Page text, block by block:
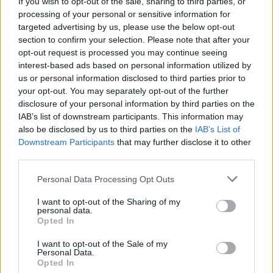
processing of your personal or sensitive information for
targeted advertising by us, please use the below opt-out
section to confirm your selection. Please note that after your
opt-out request is processed you may continue seeing
interest-based ads based on personal information utilized by
us or personal information disclosed to third parties prior to
your opt-out. You may separately opt-out of the further
disclosure of your personal information by third parties on the
IAB’s list of downstream participants. This information may
also be disclosed by us to third parties on the IAB’s List of
Downstream Participants that may further disclose it to other
Please note that this website/app uses one or more Google
not limited to your visit or usage behaviour. You may click to
grant or deny consent to Google and its third-party tags to
use your data for below specified purposes in below Google
consent section.
Personal Data Processing Opt Outs
I want to opt-out of the Sharing of my
personal data.
Opted In
I want to opt-out of the Sale of my
Personal Data.
Opted In
παραμυθένιο σκηνικό. Φεύγοντας από την Πάργα,
σειρά έχει η Αμμουδιά, με τον Όρμο του Οδυσσέα
και το εξωτικό Αλωνάκι, η διάσημη ακρογιαλιά της
Λούτσας και το Μονολίθι, η μεγαλύτερη ακρογιαλιά
της Ευρωπαϊκής Ένωσης. Από εκεί θα διασχίσετε
την Αρχαία Νικόπολη και θα καταλήξετε στην
Πρέβεζα, με το ιστορικό κέντρο της πόλης και το
λιμάνι να μαγεύουν όλους τους επισκέπτες.